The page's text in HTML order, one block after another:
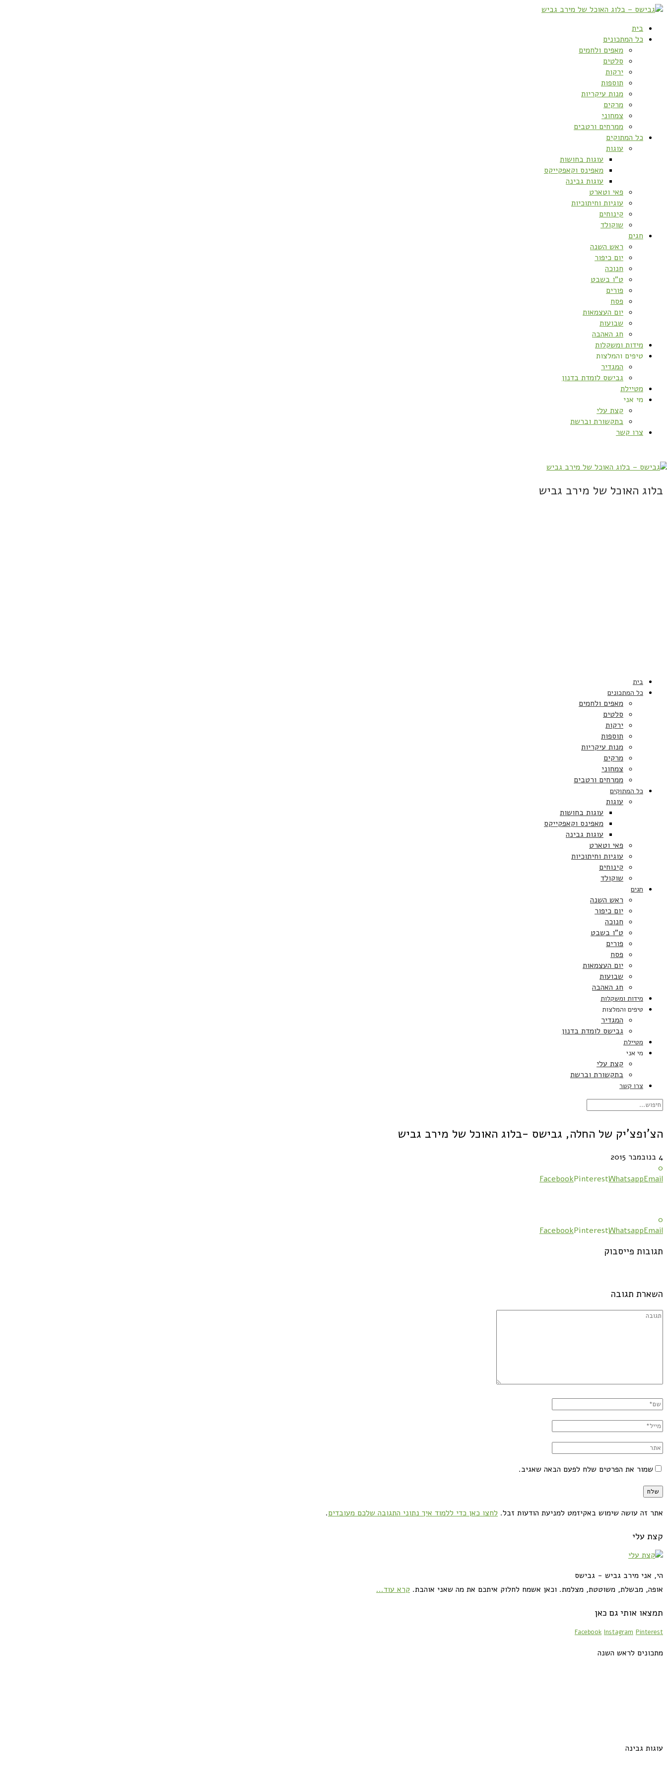
בית
כל המתכונים
מאפים ולחמים
סלטים
ירקות
תוספות
מנות עיקריות
מרקים
צמחוני
ממרחים ורטבים
כל המתוקים
עוגות
עוגות בחושות
מאפינס וקאפקייקס
עוגות גבינה
פאי וטארט
עוגיות וחיתוכיות
קינוחים
שוקולד
חגים
ראש השנה
יום כיפור
חנוכה
ט”ו בשבט
פורים
פסח
יום העצמאות
שבועות
חג האהבה
מידות ומשקלות
טיפים והמלצות
המגדיר
גבישס לומדת בדנון
מטיילת
מי אני
קצת עלי
בתקשורת וברשת
צרו קשר
בלוג האוכל של מירב גביש
בית
כל המתכונים
מאפים ולחמים
סלטים
ירקות
תוספות
מנות עיקריות
מרקים
צמחוני
ממרחים ורטבים
כל המתוקים
עוגות
עוגות בחושות
מאפינס וקאפקייקס
עוגות גבינה
פאי וטארט
עוגיות וחיתוכיות
קינוחים
שוקולד
חגים
ראש השנה
יום כיפור
חנוכה
ט”ו בשבט
פורים
פסח
יום העצמאות
שבועות
חג האהבה
מידות ומשקלות
טיפים והמלצות
המגדיר
גבישס לומדת בדנון
מטיילת
מי אני
קצת עלי
בתקשורת וברשת
צרו קשר
הצ'ופצ'יק של החלה, גבישס -בלוג האוכל של מירב גביש
4 בנובמבר 2015
0
FacebookPinterestWhatsappEmail
0
FacebookPinterestWhatsappEmail
תגובות פייסבוק
השארת תגובה
שמור את הפרטים שלח לפעם הבאה שאגיב.
אתר זה עושה שימוש באקיזמט למניעת הודעות זבל. לחצו כאן כדי ללמוד איך נתוני התגובה שלכם מעובדים.
קצת עלי
הי, אני מירב גביש - גבישס
אופה, מבשלת, משוטטת, מצלמת. וכאן אשמח לחלוק איתכם את מה שאני אוהבת. קרא עוד...
תמצאו אותי גם כאן
Facebook Instagram Pinterest
מתכונים לראש השנה
עוגות גבינה